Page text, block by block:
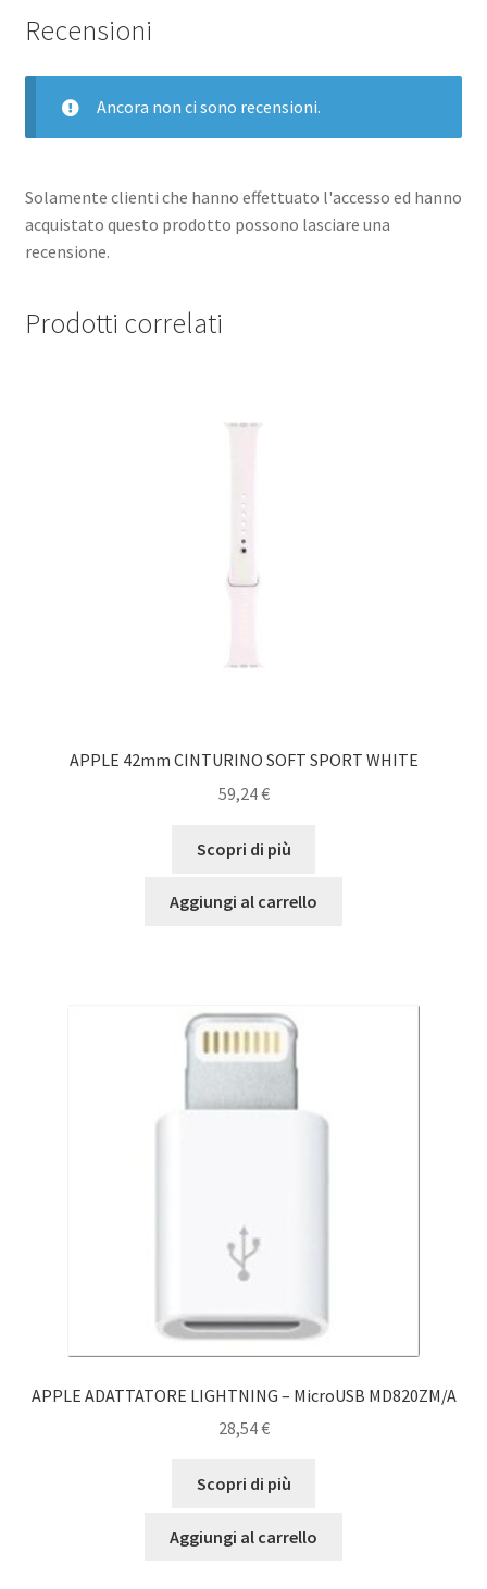
Recensioni
Ancora non ci sono recensioni.
Solamente clienti che hanno effettuato l'accesso ed hanno
acquistato questo prodotto possono lasciare una
recensione.
Prodotti correlati
APPLE 42mm CINTURINO SOFT SPORT WHITE
59,24€
Scopri di più
Aggiungi al carrello
APPLE ADATTATORE LIGHTNING – MicroUSB MD820ZM/A
28,54€
Scopri di più
Aggiungi al carrello